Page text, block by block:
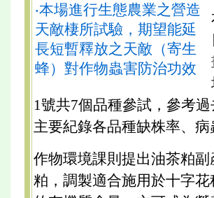
‧本場進行生態農業之營造
天敵棲所試驗，期望能延
長短暫釋放之天敵（寄生
蜂）對作物蟲害防治功效
1號共7個品種參試，參考
主要紀錄各品種缺株率、
作物環境課則提出油茶粕
粕，調製適合施用於十字